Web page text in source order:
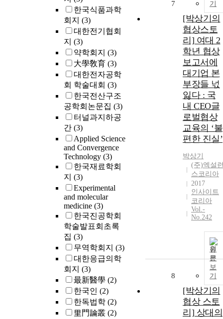
한국식품과학
회지 (3)
대한전기협회
지 (3)
약학회지 (3)
大學敎育 (3)
대한전자공학
회 학술대회 (3)
한국전산구조
공학회논문집 (3)
터널과지하공
간 (3)
Applied Science
and Convergence
Technology (3)
한국재료학회
지 (3)
Experimental
and molecular
medicine (3)
한국진공학회
학술발표회초록
집 (3)
무역학회지 (3)
대한응급의학
회지 (3)
最新醫學 (2)
한국인 (2)
한독법학 (2)
里門論叢 (2)
기
7
[박상기의
협상스토
리] 여대 2
학년 협상
보고서에
대기업 본
부장들 넋
잃다 : 국
내 CEO글
로벌협상
교육의 ‘불
편한 진실’
박상기
(주)엑설
스코리아
2017
인사이트
코리아
Vol.-
No.242
원
문
보
기
8
[박상기의
협상 스토
리] 상대의